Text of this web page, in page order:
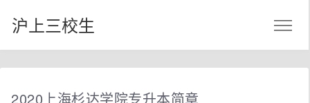
沪上三校生
2020上海杉达学院专升本简章